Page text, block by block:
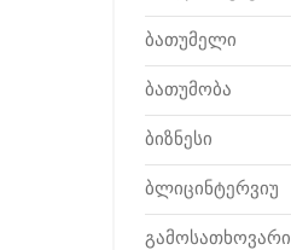
ბათუმელი
ბათუმობა
ბიზნესი
ბლიცინტერვიუ
გამოსათხოვარი